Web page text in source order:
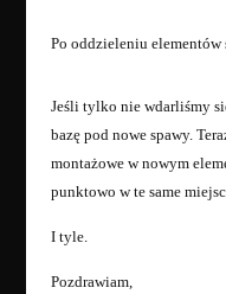
Po oddzieleniu
Jeśli tylko nie wdarliśmy
bazę pod nowe spawy.
montażowe w nowym
punktowo w te same
I tyle.
Pozdrawiam,